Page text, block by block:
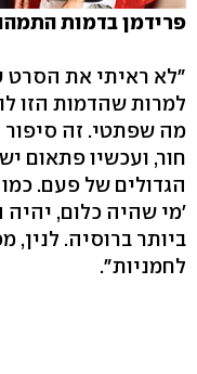
פרידמן בדמות
"לא ראיתי את הסרט
למרות שהדמות הזו
מה שפתטי. זה
חור, ועכשיו פתאום
הגדולים של פעם.
'מי שהיה כלום, יהיה
ביותר ברוסיה. לנין,
לחמניות".